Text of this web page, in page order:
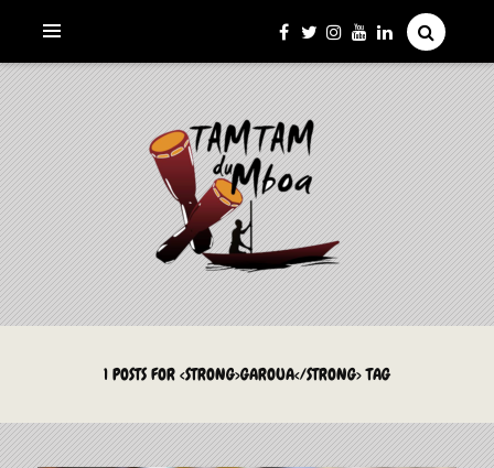
LE TAMTAM DU MBOA
La Culture du Mboa Dévoilée !
1 POSTS FOR <STRONG>GAROUA</STRONG> TAG